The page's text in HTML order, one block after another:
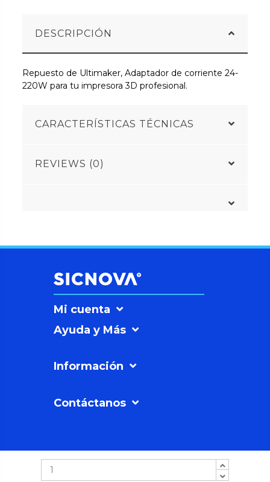
DESCRIPCIÓN
Repuesto de Ultimaker, Adaptador de corriente 24-
220W para tu impresora 3D profesional.
CARACTERÍSTICAS TÉCNICAS
REVIEWS (0)
Mi cuenta
Ayuda y Más
Información
Contáctanos
SICNOVAº